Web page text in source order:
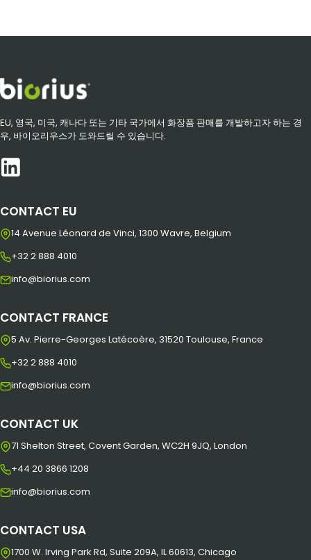
EU, 영국, 미국, 캐나다 또는 기타 국가에서 화장품 판매를 개발하고자 하는 경
우, 바이오리우스가 도와드릴 수 있습니다.
CONTACT EU
14 Avenue Léonard de Vinci, 1300 Wavre, Belgium
+32 2 888 4010
info@biorius.com
CONTACT FRANCE
5 Av. Pierre-Georges Latécoère, 31520 Toulouse, France
+32 2 888 4010
info@biorius.com
CONTACT UK
71 Shelton Street, Covent Garden, WC2H 9JQ, London
+44 20 3866 1208
info@biorius.com
CONTACT USA
1700 W. Irving Park Rd, Suite 209A, IL 60613, Chicago